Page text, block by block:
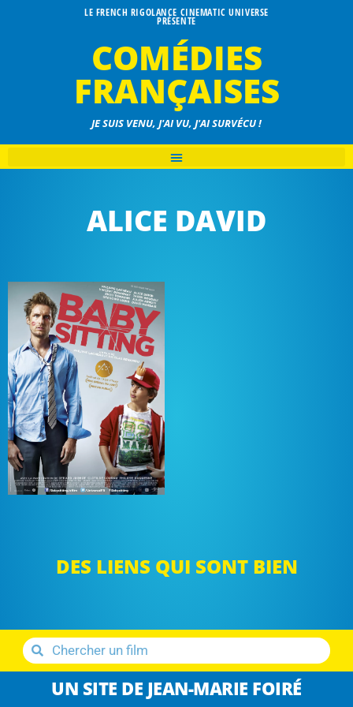
LE FRENCH RIGOLANCE CINEMATIC UNIVERSE
PRÉSENTE
COMÉDIES
FRANÇAISES
JE SUIS VENU, J'AI VU, J'AI SURVÉCU !
ALICE DAVID
DES LIENS QUI SONT BIEN
UN SITE DE JEAN-MARIE FOIRÉ